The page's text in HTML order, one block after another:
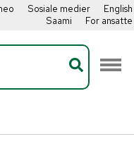
Sosiale medier
English
Saami
For ansatte